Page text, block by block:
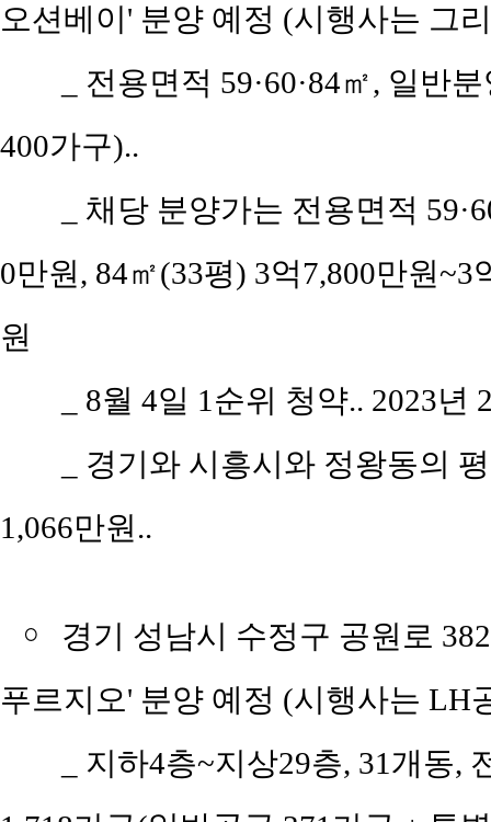
오션베이' 분양 예정 (시행사는 그
_ 전용면적 59·60·84㎡, 일반
400가구)..
_ 채당 분양가는 전용면적
0만원, 84㎡(33평) 3억7,800만원~3
원
_ 8월 4일 1순위 청약.. 2023년
_ 경기와 시흥시와 정왕동의
1,066만원..
￮
경기 성남시 수정구 공원로
푸르지오' 분양 예정 (시행사는 LH
_ 지하4층~지상29층, 31개동,